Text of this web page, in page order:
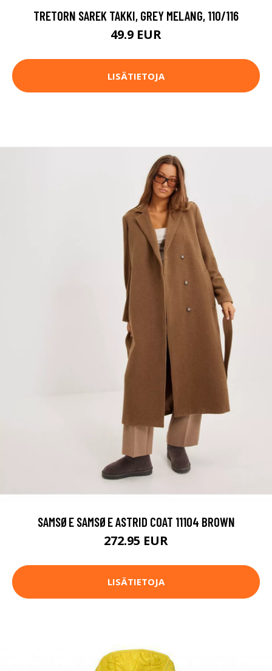
TRETORN SAREK TAKKI, GREY MELANG, 110/116
49.9 EUR
LISÄTIETOJA
SAMSØE SAMSØE ASTRID COAT 11104 BROWN
272.95 EUR
LISÄTIETOJA